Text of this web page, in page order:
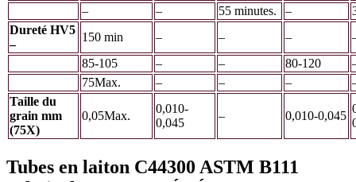
– – 55 minutes. –
Dureté HV5
–
150 min – – –
85-105
– – 80-120
75Max.
– – –
Taille du
grain mm
(75X)
0,05Max.
0,010-
0,045
– 0,010-0,045
Tubes en laiton C44300 ASTM B111